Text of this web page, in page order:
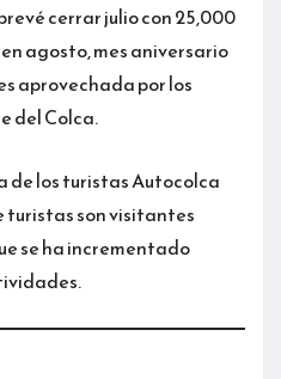
cerrar julio con 25,000
agosto, mes aniversario
aprovechada por los
del Colca.
de los turistas Autocolca
turistas son visitantes
se ha incrementado